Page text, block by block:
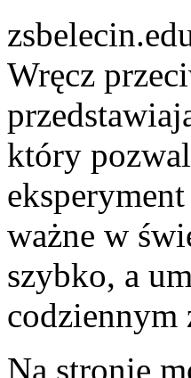
Wręcz
który
ważne w
szybko, a
codziennym
Na stronie